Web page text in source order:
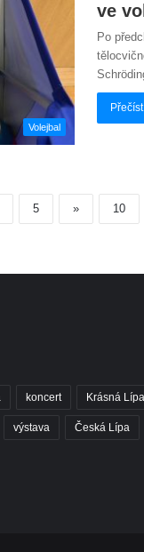
Volejbal
ve
Po
5 » 10
koncert Krásná Lípa
výstava Česká Lípa